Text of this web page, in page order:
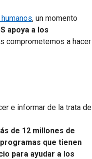
, un momento
apoya a los
comprometemos a hacer
e informar de la trata de
de 12 millones de
que tienen
para ayudar a los